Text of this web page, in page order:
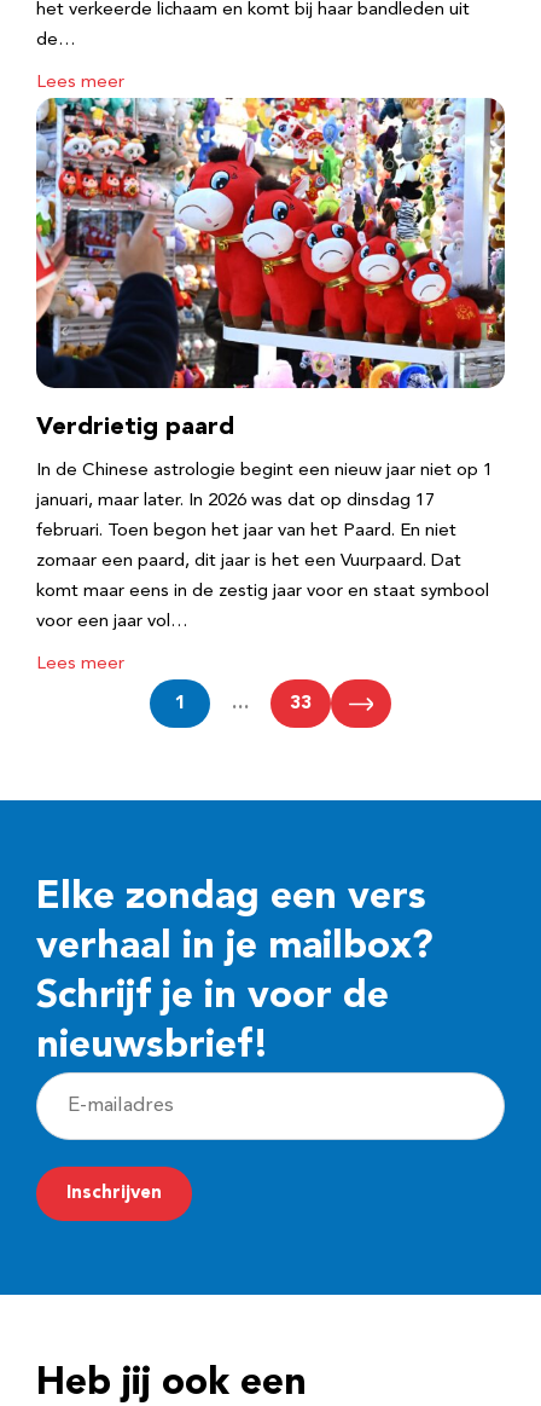
het verkeerde lichaam en komt bij haar bandleden uit
de…
Lees meer
Verdrietig paard
In de Chinese astrologie begint een nieuw jaar niet op 1
januari, maar later. In 2026 was dat op dinsdag 17
februari. Toen begon het jaar van het Paard. En niet
zomaar een paard, dit jaar is het een Vuurpaard. Dat
komt maar eens in de zestig jaar voor en staat symbool
voor een jaar vol…
Lees meer
1 … 33
Elke zondag een vers
verhaal in je mailbox?
Schrijf je in voor de
nieuwsbrief!
E
-
m
a
r
Inschrijven
Heb jij ook een